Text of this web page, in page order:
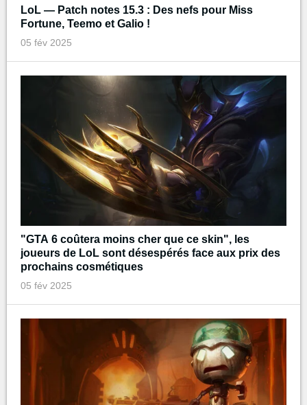
LoL — Patch notes 15.3 : Des nefs pour Miss
Fortune, Teemo et Galio !
05 fév 2025
"GTA 6 coûtera moins cher que ce skin", les
joueurs de LoL sont désespérés face aux prix des
prochains cosmétiques
05 fév 2025